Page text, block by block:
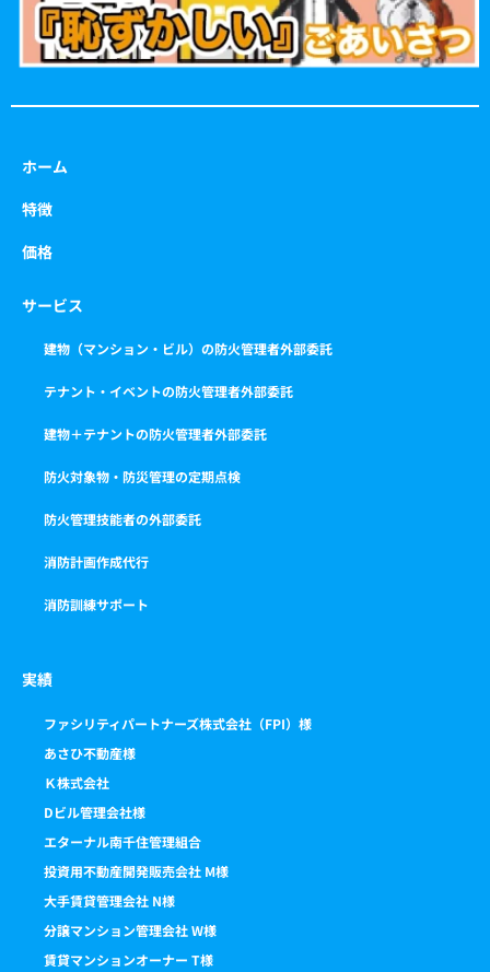
ホーム
特徴
価格
サービス
建物（マンション・ビル）の防火管理者外部委託
テナント・イベントの防火管理者外部委託
建物＋テナントの防火管理者外部委託
防火対象物・防災管理の定期点検
防火管理技能者の外部委託
消防計画作成代行
消防訓練サポート
実績
ファシリティパートナーズ株式会社（FPI）様
あさひ不動産様
Ｋ株式会社
Dビル管理会社様
エターナル南千住管理組合
投資用不動産開発販売会社 M様
大手賃貸管理会社 N様
分譲マンション管理会社 W様
賃貸マンションオーナー T様